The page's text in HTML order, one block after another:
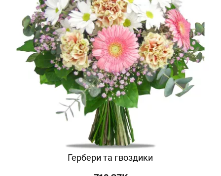
Гербери та гвоздики